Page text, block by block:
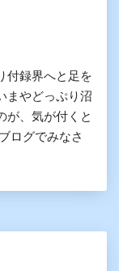
付録界へと足を
まやどっぷり沼
が、気が付くと
ログでみなさ